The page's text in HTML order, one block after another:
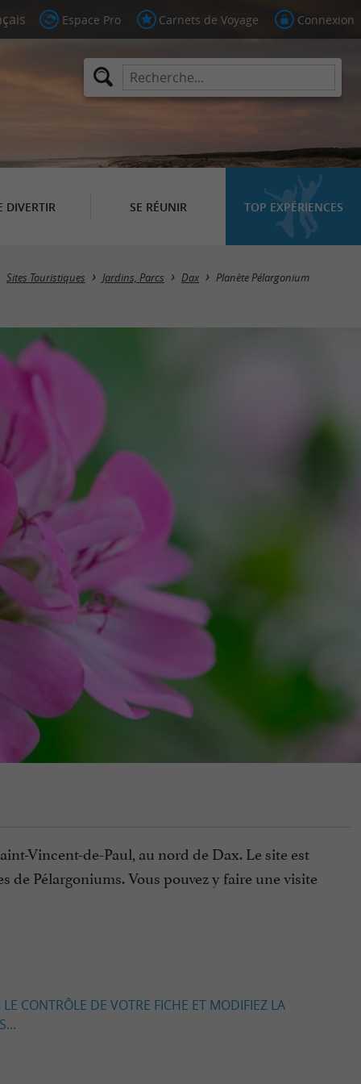
Espace Pro Carnets de Voyage Connexion
DIVERTIR SE RÉUNIR TOP EXPÉRIENCES
Sites Touristiques Jardins, Parcs Dax Planète Pélargonium
Vincent-de-Paul, au nord de Dax. Le site est
de Pélargoniums. Vous pouvez y faire une visite
CONTRÔLE DE VOTRE FICHE ET MODIFIEZ LA